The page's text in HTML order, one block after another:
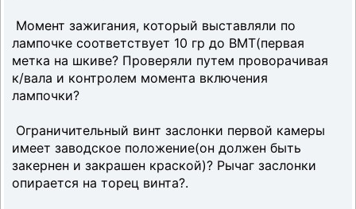
Момент зажигания, который выставляли по
лампочке соответствует 10 гр до ВМТ(первая
метка на шкиве? Проверяли путем проворачивая
к/вала и контролем момента включения
лампочки?
Ограничительный винт заслонки первой камеры
имеет заводское положение(он должен быть
закернен и закрашен краской)? Рычаг заслонки
опирается на торец винта?.